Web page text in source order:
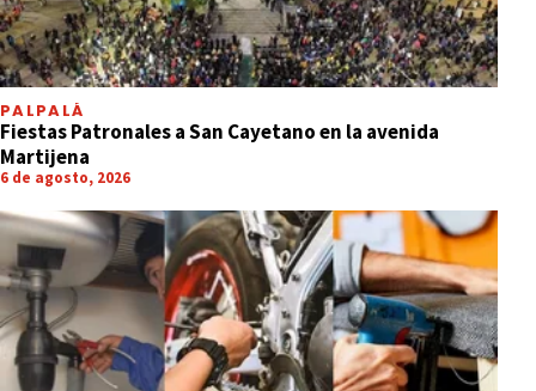
PALPALÁ
Fiestas Patronales a San Cayetano en la avenida
Martijena
6 de agosto, 2026